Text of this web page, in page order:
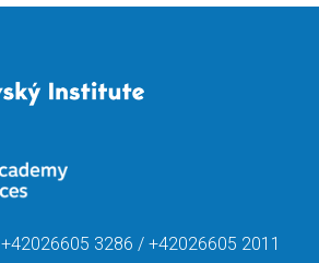
+42026605 3286 / +42026605 2011